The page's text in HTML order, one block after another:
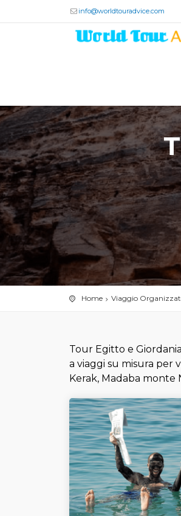
info@worldtouradvice.com
Home Viaggio
Tour Egitto e
a viaggi su misura per
Kerak, Madaba monte